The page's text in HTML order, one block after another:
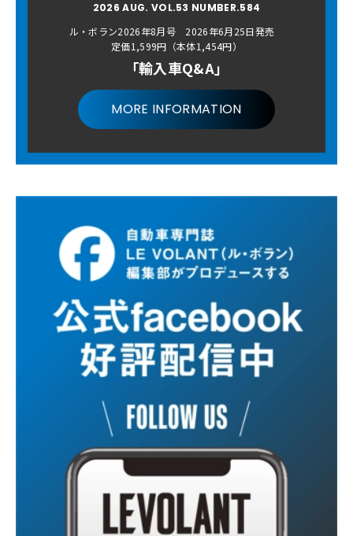
2026 AUG. VOL.53 NUMBER.584
ル・ボラン2026年8月号 2026年6月25日発売
定価1,599円（本体1,454円）
「輸入車Q&A」
MORE INFORMATION